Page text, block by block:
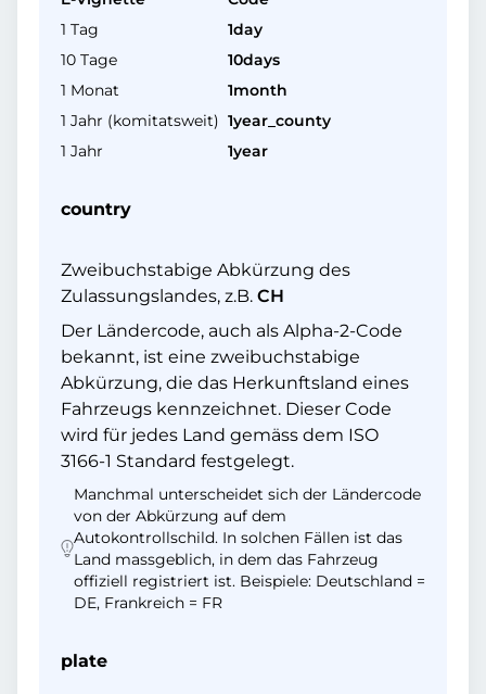
1 Tag
1day
10 Tage
10days
1 Monat
1month
1 Jahr (komitatsweit) 1year_county
1 Jahr
1year
country
Zweibuchstabige Abkürzung des
Zulassungslandes, z.B. CH
Der Ländercode, auch als Alpha-2-Code
bekannt, ist eine zweibuchstabige
Abkürzung, die das Herkunftsland eines
Fahrzeugs kennzeichnet. Dieser Code
wird für jedes Land gemäss dem ISO
3166-1 Standard festgelegt.
Manchmal unterscheidet sich der Ländercode
von der Abkürzung auf dem
Autokontrollschild. In solchen Fällen ist das
Land massgeblich, in dem das Fahrzeug
offiziell registriert ist. Beispiele: Deutschland =
DE, Frankreich = FR
plate